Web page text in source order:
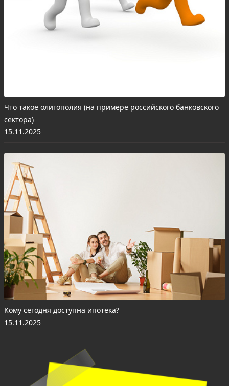
Что такое олигополия (на примере российского банковского
сектора)
15.11.2025
Кому сегодня доступна ипотека?
15.11.2025